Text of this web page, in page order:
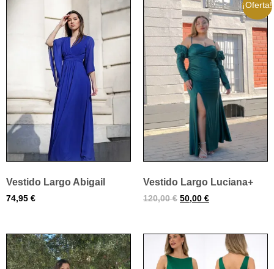
Vestido Largo Abigail
74,95 €
¡Oferta!
Vestido Largo Luciana+
120,00€ 50,00 €